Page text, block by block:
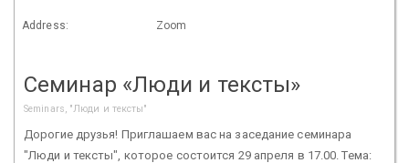
Address: Zoom
Семинар «Люди и тексты»
Seminars, "Люди и тексты"
Дорогие друзья! Приглашаем вас на заседание семинара
"Люди и тексты", которое состоится 29 апреля в 17.00. Тема: